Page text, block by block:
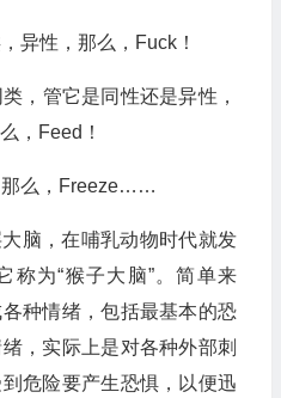
异性，那么，Fuck！
，管它是同性还是异性，
，Feed！
那么，Freeze……
脑，在哺乳动物时代就发
称为“猴子大脑”。简单来
种情绪，包括最基本的恐
，实际上是对各种外部刺
危险要产生恐惧，以便迅